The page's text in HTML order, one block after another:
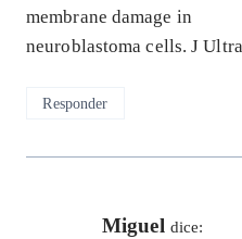
membrane damage in
neuroblastoma cells. J
Responder
Miguel dice: